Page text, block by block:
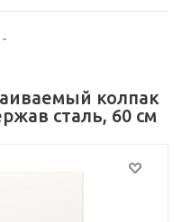
-
колпак
сталь, 60 см